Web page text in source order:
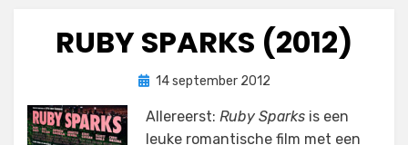
RUBY SPARKS (2012)
doorFilmofiel.nl
Geplaatst
14 september 2012
Allereerst: Ruby Sparks is een
leuke romantische film met een